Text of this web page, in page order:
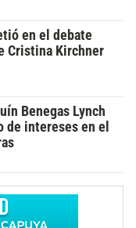
en el debate
Cristina Kirchner
Benegas Lynch
intereses en el